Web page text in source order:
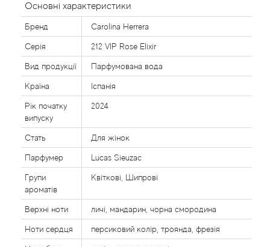
Основні характеристики
Бренд Carolina Herrera
Серія 212 VIP Rose Elixir
Вид продукції Парфумована вода
Країна Іспанія
Рік початку
випуску
2024
Стать Для жінок
Парфумер Lucas Sieuzac
Групи
ароматів
Квіткові, Шипрові
Верхні ноти личі, мандарин, чорна смородина
Ноти сердця персиковий колір, троянда, фрезія
Aerin Lauder
Affinessence
Afnan
Agatha Ruiz de la Prada
Agent Provocateur
Agonist
Aigner
Aj Arabia (Widian)